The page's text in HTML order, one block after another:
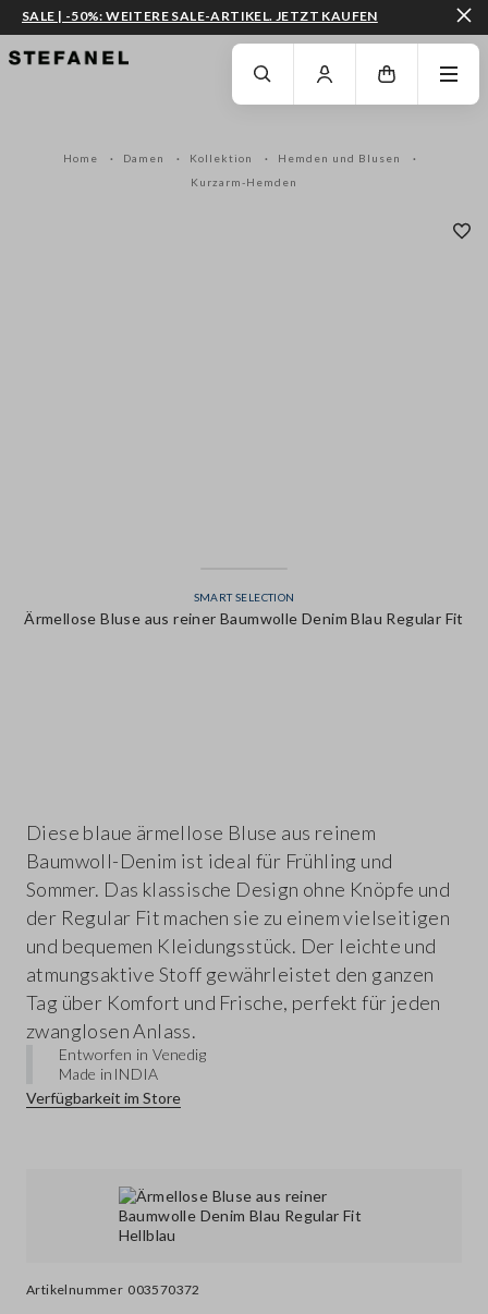
ZUM HAUPTINHALT SPRINGEN GEHEN SIE ZUM ENDE DER SEITE
SALE | -50%: WEITERE SALE-ARTIKEL. JETZT KAUFEN
Home Damen Kollektion
Hemden und Blusen
Kurzarm-Hemden
SMART SELECTION
Ärmellose Bluse aus reiner Baumwolle Denim Blau Regular Fit
Artikelnummer 003570372
Diese blaue ärmellose Bluse aus reinem
Baumwoll-Denim ist ideal für Frühling und
Sommer. Das klassische Design ohne Knöpfe und
der Regular Fit machen sie zu einem vielseitigen
und bequemen Kleidungsstück. Der leichte und
atmungsaktive Stoff gewährleistet den ganzen
Tag über Komfort und Frische, perfekt für jeden
zwanglosen Anlass.
Entworfen in Venedig
Made in INDIA
Verfügbarkeit im Store